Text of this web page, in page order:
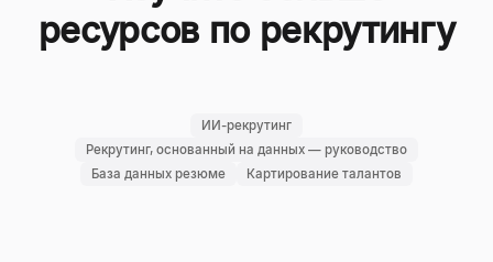
ресурсов по рекрутингу
ИИ-рекрутинг
Рекрутинг, основанный на данных — руководство
База данных резюме
Картирование талантов